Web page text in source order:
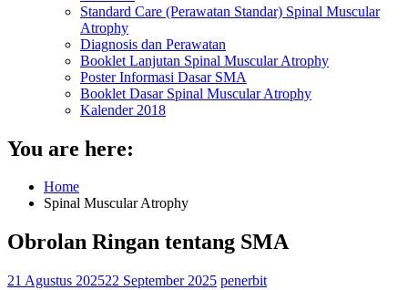
Standard Care (Perawatan Standar) Spinal Muscular
Atrophy
Diagnosis dan Perawatan
Booklet Lanjutan Spinal Muscular Atrophy
Poster Informasi Dasar SMA
Booklet Dasar Spinal Muscular Atrophy
Kalender 2018
You are here:
Home
Spinal Muscular Atrophy
Obrolan Ringan tentang SMA
21 Agustus 202522 September 2025 penerbit